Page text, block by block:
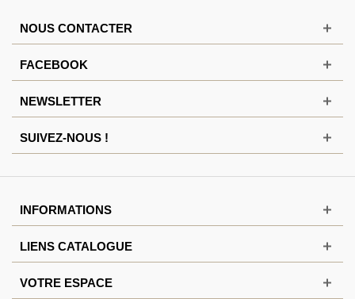
NOUS CONTACTER
FACEBOOK
NEWSLETTER
SUIVEZ-NOUS !
INFORMATIONS
LIENS CATALOGUE
VOTRE ESPACE